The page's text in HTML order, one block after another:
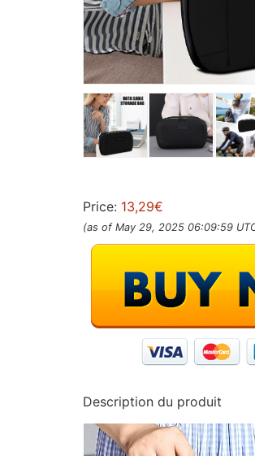
Price: 13,29€
(as of May 29, 2025 06:09:59
Description du produit